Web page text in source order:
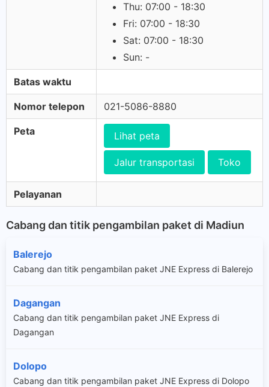
Thu: 07:00 - 18:30
Fri: 07:00 - 18:30
Sat: 07:00 - 18:30
Sun: -
Batas waktu
Nomor telepon 021-5086-8880
Peta Lihat peta
Jalur transportasi Toko
Pelayanan
Cabang dan titik pengambilan paket di Madiun
Balerejo
Cabang dan titik pengambilan paket JNE Express di Balerejo
Dagangan
Cabang dan titik pengambilan paket JNE Express di
Dagangan
Dolopo
Cabang dan titik pengambilan paket JNE Express di Dolopo